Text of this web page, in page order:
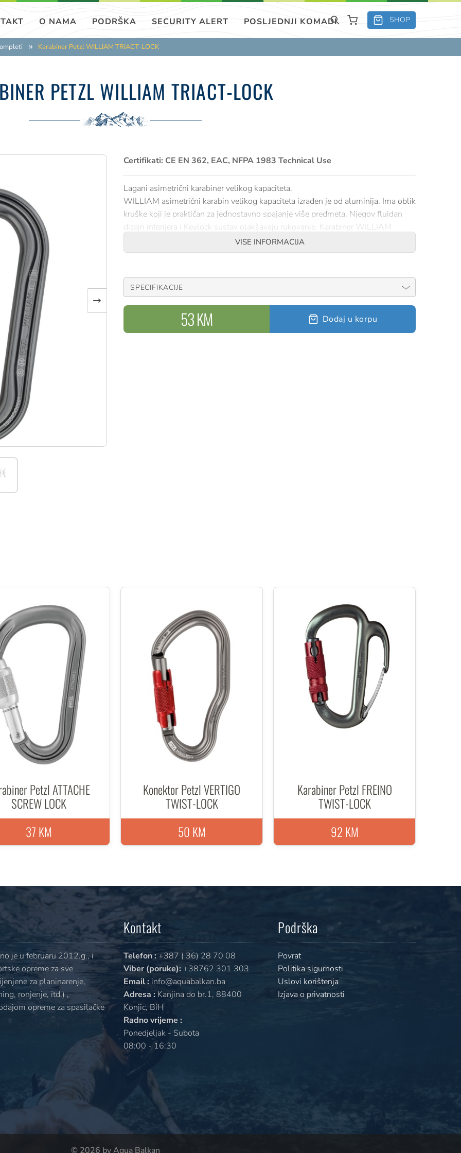
O NAMA PODRŠKA SECURITY ALERT POSLJEDNJI KOMADI SHOP
Karabiner Petzl WILLIAM TRIACT-LOCK
PETZL WILLIAM TRIACT-LOCK
→
Certifikati: CE EN 362, EAC, NFPA 1983 Technical Use
Lagani asimetrični karabiner velikog kapaciteta.
WILLIAM asimetrični karabin velikog kapaciteta izrađen je od aluminija. Ima oblik
kruške koji je praktičan za jednostavno spajanje više predmeta. Njegov fluidan
dizajn interijera i Keylock sustav olakšavaju rukovanje. Karabiner WILLIAM
dostupan je u tri sustava zaključavanja: automatski TRIACT-LOCK ili BALL-
LOCK, ili ručni SCREW-LOCK.
REF.: M36A TL
VISE INFORMACIJA
SPECIFIKACIJE
53 KM Dodaj u korpu
Petzl ATTACHE
SCREW LOCK
37 KM
Konektor Petzl VERTIGO
TWIST-LOCK
50 KM
Karabiner Petzl FREINO
TWIST-LOCK
92 KM
je u februaru 2012.g., i
opreme za sve
za planinarenje,
ronjenje, itd.) ,
opreme za spasilačke
Kontakt
Telefon : +387 ( 36) 28 70 08
Viber (poruke): +38762 301 303
Email : info@aquabalkan.ba
Adresa : Kanjina do br.1, 88400
Konjic, BiH
Radno vrijeme :
Ponedjeljak - Subota
08:00 - 16:30
Podrška
Povrat
Politika sigurnosti
Uslovi korištenja
Izjava o privatnosti
© 2026 by Aqua Balkan